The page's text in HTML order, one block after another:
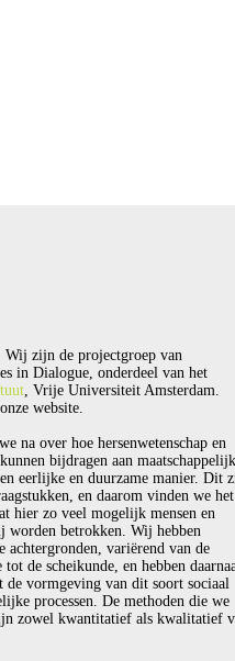
Wij zijn de projectgroep van
in Dialogue, onderdeel van het
, Vrije Universiteit Amsterdam.
website.
na over hoe hersenwetenschap en
bijdragen aan maatschappelijk
eerlijke en duurzame manier. Dit
en daarom vinden we het
hier zo veel mogelijk mensen en
worden betrokken. Wij hebben
achtergronden, variërend van de
de scheikunde, en hebben
de vormgeving van dit soort sociaal
processen. De methoden die we
zowel kwantitatief als kwalitatief